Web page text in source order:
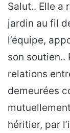
Salut.. Elle a
jardin au fil
l’équipe,
son soutien..
relations
demeurées
héritier, par